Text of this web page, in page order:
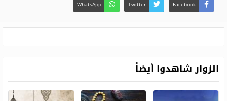
Facebook
Twitter
WhatsApp
الزوار شاهدوا أيضاً